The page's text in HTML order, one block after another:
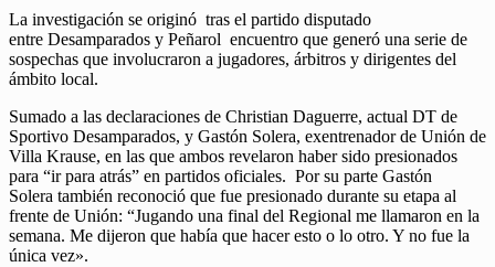
La investigación se originó tras el partido disputado
entre Desamparados y Peñarol encuentro que generó una serie de
sospechas que involucraron a jugadores, árbitros y dirigentes del
ámbito local.
Sumado a las declaraciones de Christian Daguerre, actual DT de
Sportivo Desamparados, y Gastón Solera, exentrenador de Unión de
Villa Krause, en las que ambos revelaron haber sido presionados
para “ir para atrás” en partidos oficiales. Por su parte Gastón
Solera también reconoció que fue presionado durante su etapa al
frente de Unión: “Jugando una final del Regional me llamaron en la
semana. Me dijeron que había que hacer esto o lo otro. Y no fue la
única vez».